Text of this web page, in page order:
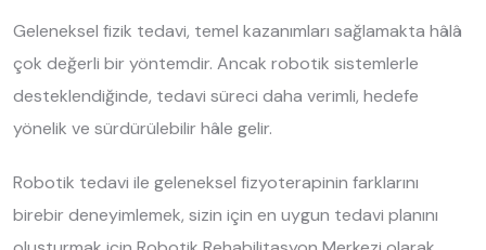
Geleneksel fizik tedavi, temel kazanımları sağlamakta hâlâ
çok değerli bir yöntemdir. Ancak robotik sistemlerle
desteklendiğinde, tedavi süreci daha verimli, hedefe
yönelik ve sürdürülebilir hâle gelir.
Robotik tedavi ile geleneksel fizyoterapinin farklarını
birebir deneyimlemek, sizin için en uygun tedavi planını